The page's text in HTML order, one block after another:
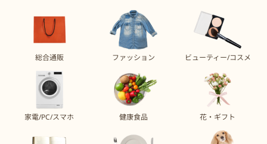
総合通販 ファッション ビューティー/コスメ
家電/PC/スマホ 健康食品 花・ギフト